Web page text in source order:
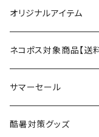
AS2OV
AXESQUIN
Ballistics
BEDROCK SANDALS
ストレージ
パッキングアクセサリー
スリーピングギア
クッキングギア
タープ
寝袋
マット
テーブル、チェア
テーブル
チェア
ランタン、ライト
燃料ランタン
LEDライト
焚火台／薪ストーブ
焚火台
暖房器具
ボトムス
アンダーウェア
ハンドウェア
ヘッドギア
遊び
フィッシング
ラジコン
ケア用品
雑貨
アウトレット
オリジナルアイテム
ネコポス対象商品【送
サマーセール
酷暑対策グッズ